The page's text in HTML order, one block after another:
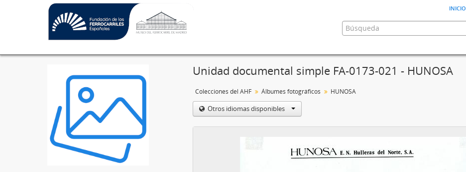
inicio
Unidad documental simple FA-0173-021 - HUNOSA
Colecciones del AHF Álbumes fotográficos HUNOSA
Otros idiomas disponibles